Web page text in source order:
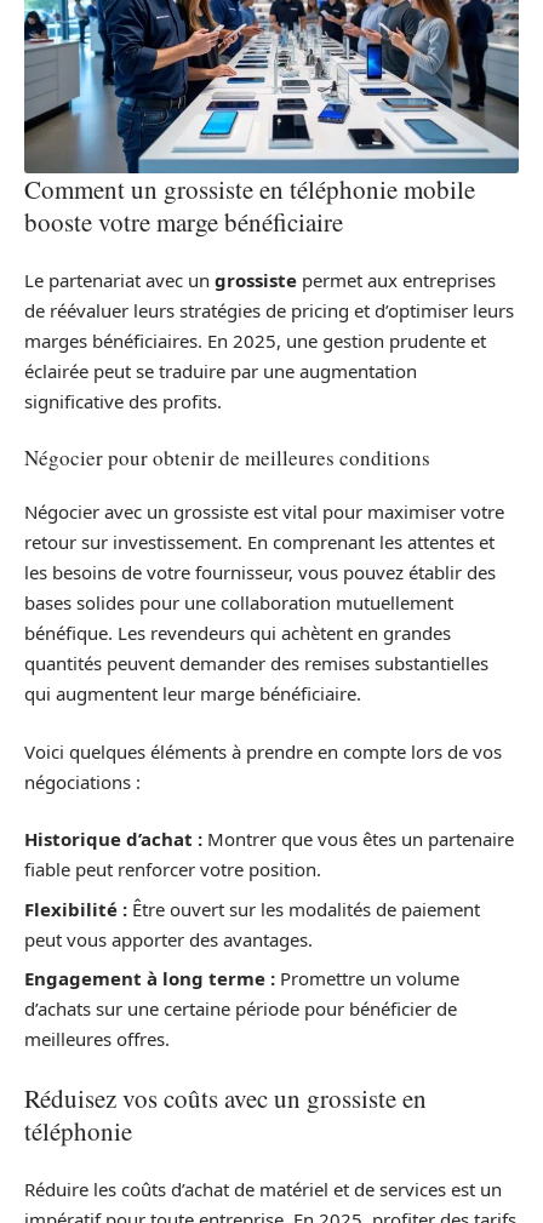
Comment un grossiste en téléphonie mobile
booste votre marge bénéficiaire
Le partenariat avec un grossiste permet aux entreprises
de réévaluer leurs stratégies de pricing et d’optimiser leurs
marges bénéficiaires. En 2025, une gestion prudente et
éclairée peut se traduire par une augmentation
significative des profits.
Négocier pour obtenir de meilleures conditions
Négocier avec un grossiste est vital pour maximiser votre
retour sur investissement. En comprenant les attentes et
les besoins de votre fournisseur, vous pouvez établir des
bases solides pour une collaboration mutuellement
bénéfique. Les revendeurs qui achètent en grandes
quantités peuvent demander des remises substantielles
qui augmentent leur marge bénéficiaire.
Voici quelques éléments à prendre en compte lors de vos
négociations :
Historique d’achat : Montrer que vous êtes un partenaire
fiable peut renforcer votre position.
Flexibilité : Être ouvert sur les modalités de paiement
peut vous apporter des avantages.
Engagement à long terme : Promettre un volume
d’achats sur une certaine période pour bénéficier de
meilleures offres.
Réduisez vos coûts avec un grossiste en
téléphonie
Réduire les coûts d’achat de matériel et de services est un